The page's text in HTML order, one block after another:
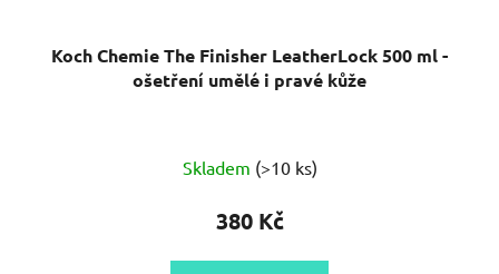
Koch Chemie The Finisher LeatherLock 500 ml -
ošetření umělé i pravé kůže
Skladem (>10 ks)
380 Kč